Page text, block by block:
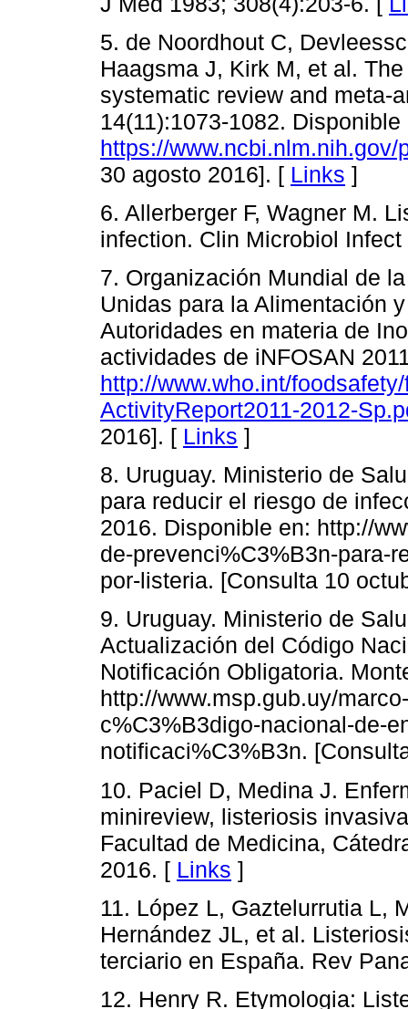
5. de Noordhout C,
Haagsma J, Kirk M, et al.
systematic review and meta-
14(11):1073-1082. Disponible
https://
30 agosto 2016]. [ Links ]
6. Allerberger F, Wagner M.
infection. Clin Microbiol
7. Organización Mundial de
Unidas para la Alimentación
Autoridades en materia de
actividades de iNFOSAN
http://www.who.int/
ActivityReport2011-2012-
2016]. [ Links ]
8. Uruguay. Ministerio de
para reducir el riesgo de
2016. Disponible en: http://
de-prevenci%C3%B3n-para-
por-listeria. [Consulta 10
9. Uruguay. Ministerio de
Actualización del Código
Notificación Obligatoria.
http://www.msp.gub.uy/
c%C3%B3digo-nacional-de-
notificaci%C3%B3n.
10. Paciel D, Medina J.
minireview, listeriosis
Facultad de Medicina,
2016. [ Links ]
11. López L, Gaztelurrutia L,
Hernández JL, et al.
terciario en España. Rev
12. Henry R. Etymologia: